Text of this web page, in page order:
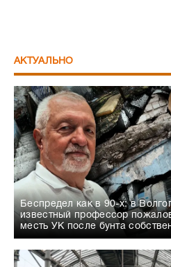
АКТУАЛЬНО
Беспредел как в 90-х: в
известный профессор
месть УК после бунта